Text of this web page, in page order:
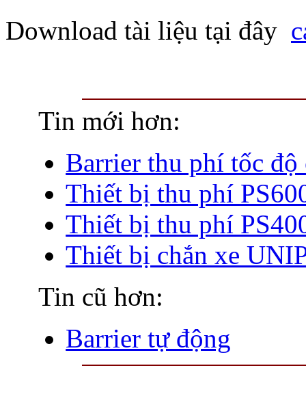
Download tài liệu tại đây
Tin mới hơn:
Barrier thu phí tốc độ
Thiết bị thu phí
Thiết bị thu phí
Thiết bị chắn xe
Tin cũ hơn:
Barrier tự động